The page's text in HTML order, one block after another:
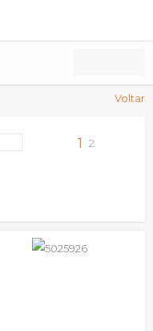
Voltar
1 2